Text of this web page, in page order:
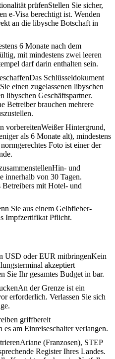
prüfenStellen Sie sicher,
e-Visa berechtigt ist. Wenden
an die libysche Botschaft in
6 Monate nach dem
mit mindestens zwei leeren
darf darin enthalten sein.
Das Schlüsseldokument
einen zugelassenen libyschen
libyschen Geschäftspartner.
Betreiber brauchen mehrere
vorbereitenWeißer Hintergrund,
als 6 Monate alt), mindestens
Foto ist einer der
Hin- und
innerhalb von 30 Tagen.
Betreibers mit Hotel- und
Sie aus einem Gelbfieber-
Impfzertifikat Pflicht.
USD oder EUR mitbringenKein
akzeptiert
Sie Ihr gesamtes Budget in bar.
An der Grenze ist ein
erforderlich. Verlassen Sie sich
griffbereit
es am Einreiseschalter verlangen.
Ariane (Franzosen), STEP
Register Ihres Landes.